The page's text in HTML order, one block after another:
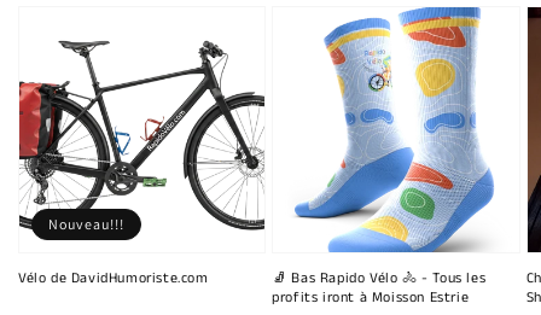
Vélo de DavidHumoriste.com
Nouveau!!!
🧦 Bas Rapido Vélo 🚴 - Tous les
profits iront à Moisson Estrie